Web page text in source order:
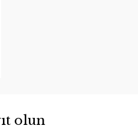
olun